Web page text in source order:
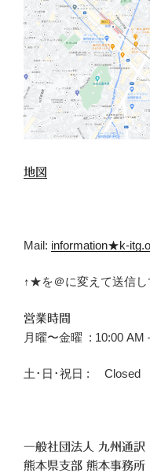
地図
Mail: information★k-
↑★を＠に変えて送信し
営業時間
月曜〜金曜 : 10:00 AM
土･日･祝日 : Closed
一般社団法人 九州通訳
熊本県支部 熊本事務所